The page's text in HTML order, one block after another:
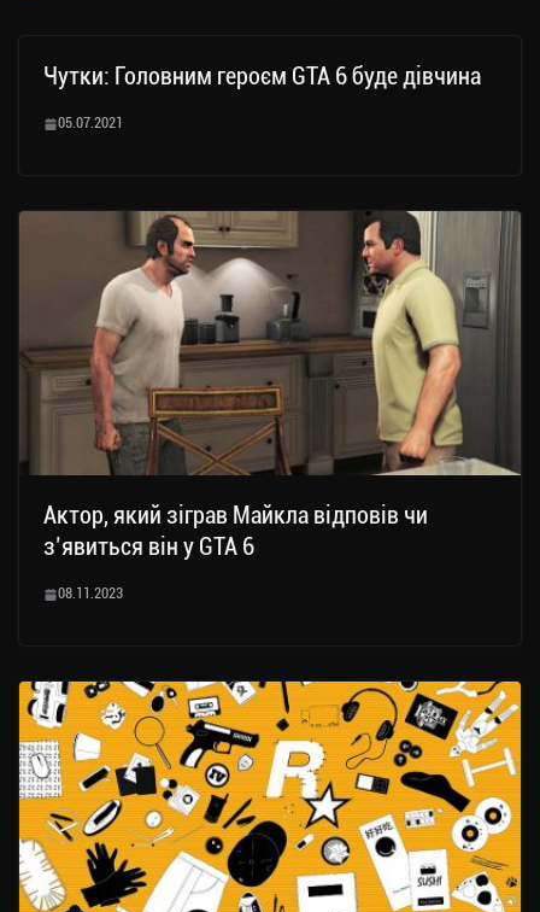
Чутки: Головним героєм GTA 6 буде дівчина
05.07.2021
Актор, який зіграв Майкла відповів чи
з’явиться він у GTA 6
08.11.2023